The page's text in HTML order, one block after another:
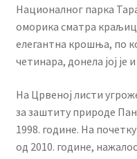
Националног парка
оморика сматра
елегантна крошња, по
четинара, донела јој је
На Црвеној листи
за заштиту природе
1998. године. На
од 2010. године,